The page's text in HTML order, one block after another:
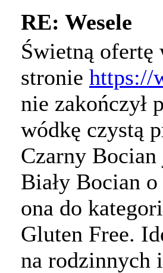
RE: Wesele
Świetną
stronie https://
nie zakończył
wódkę czystą
Czarny
Biały Bocian
ona do
Gluten Free.
na rodzinnych